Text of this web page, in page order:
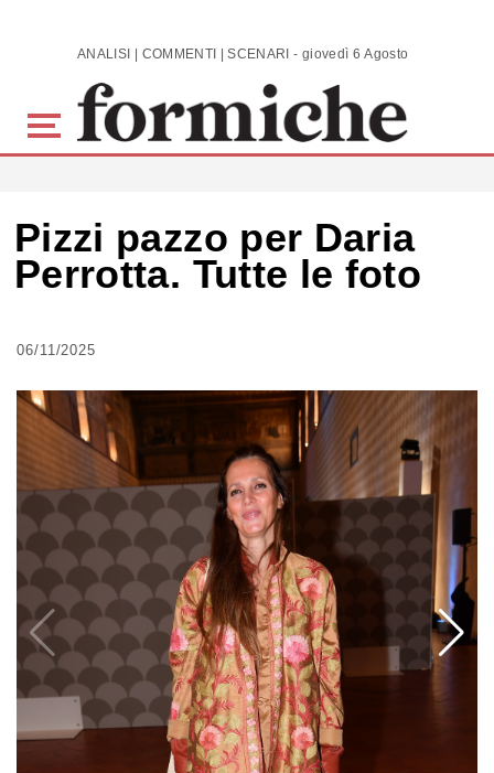
Skip to main content ANALISI | COMMENTI | SCENARI - giovedì 6 Agosto 2026
Pizzi pazzo per Daria
Perrotta. Tutte le foto
06/11/2025